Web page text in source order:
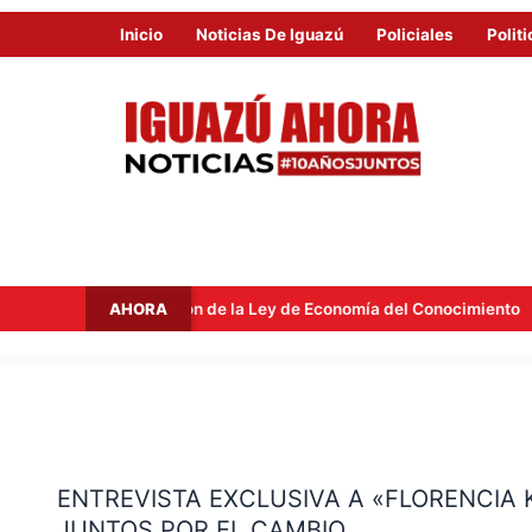
Inicio Noticias De Iguazú Policiales
AHORA
de Economía del Conocimiento Inestabilidad en la
ENTREVISTA EXCLUSIVA A
A